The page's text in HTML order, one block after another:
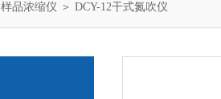
样品浓缩仪 ＞ DCY-12干式氮吹仪